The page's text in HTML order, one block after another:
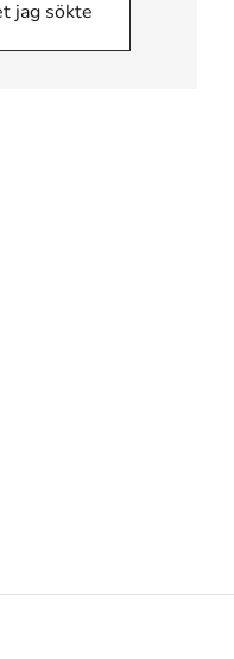
jag sökte